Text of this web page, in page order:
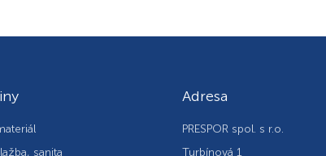
sanita
Adresa
PRESPOR spol. s r.o.
Turbínová 1